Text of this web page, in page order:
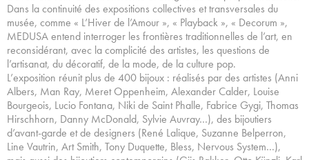
Dans la continuité des expositions collectives et transversales du
musée, comme « L’Hiver de l’Amour », « Playback », « Decorum »,
MEDUSA entend interroger les frontières traditionnelles de l’art, en
reconsidérant, avec la complicité des artistes, les questions de
l’artisanat, du décoratif, de la mode, de la culture pop.
L’exposition réunit plus de 400 bijoux : réalisés par des artistes (Anni
Albers, Man Ray, Meret Oppenheim, Alexander Calder, Louise
Bourgeois, Lucio Fontana, Niki de Saint Phalle, Fabrice Gygi, Thomas
Hirschhorn, Danny McDonald, Sylvie Auvray…), des bijoutiers
d’avant-garde et de designers (René Lalique, Suzanne Belperron,
Line Vautrin, Art Smith, Tony Duquette, Bless, Nervous System…),